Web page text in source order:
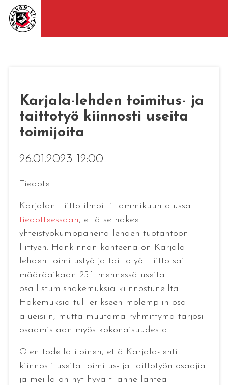
Karjala-lehden toimitus- ja
taittotyö kiinnosti useita
toimijoita
26.01.2023 12:00
Tiedote
Karjalan Liitto ilmoitti tammikuun alussa
tiedotteessaan, että se hakee
yhteistyökumppaneita lehden tuotantoon
liittyen. Hankinnan kohteena on Karjala-
lehden toimitustyö ja taittotyö. Liitto sai
määräaikaan 25.1. mennessä useita
osallistumishakemuksia kiinnostuneilta.
Hakemuksia tuli erikseen molempiin osa-
alueisiin, mutta muutama ryhmittymä tarjosi
osaamistaan myös kokonaisuudesta.
Olen todella iloinen, että Karjala-lehti
kiinnosti useita toimitus- ja taittotyön osaajia
ja meillä on nyt hyvä tilanne lähteä